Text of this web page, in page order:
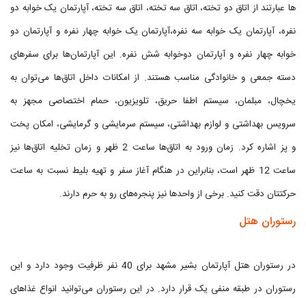
ها عبارتند از اتاق دو تخته، اتاق سه تخته، اتاق سه تخته، آپارتمان یک خوابه دو
نفره، آپارتمان یک خوابه سه نفره،آپارتمان یک خوابه چهار نفره و آپارتمان دو
خوابه چهار نفره و آپارتمان دوخوابه شش نفره. این آپارتمان‌ها برای سفرهای
دسته جمعی و خانوادگی مناسب هستند. از امکانات داخل اتاق‌ها می‌توان به
یخچال، مبلمان، سیستم اطفا حریق، تلویزیون، حمام اختصاصی مجهز به
سرویس بهداشتی و لوازم بهداشتی، سیستم سرمایشی و گرمایشی، امکان پخت
و پز اشاره کرد. زمان ورود به اتاق‌ها ساعت 2 ظهر و زمان تخلیه اتاق‌ها نیز
ساعت 12 ظهر است، بنابراین در هنگام آغاز سفر و تهیه بلیط نسبت به ساعت
حرکتتان دقت کنید. برخی از واحدها نیز پنجره‌های رو به حرم دارند.
رستوران هتل
در رستوران هتل آپارتمان بشیر مشهد برای 40 نفر ظرفیت وجود دارد و این
رستوران در طبقه منفی یک قرار دارد. در این رستوران می‌توانید انواع غذاهای